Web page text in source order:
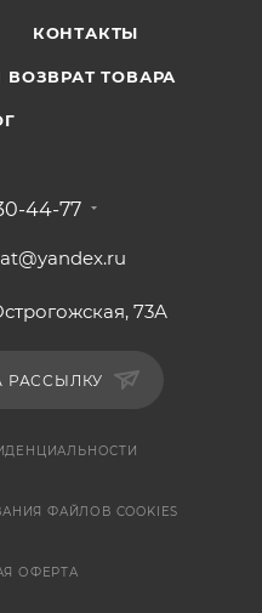
КОНТАКТЫ
ТОВАРА
44-77
73А
РАССЫЛКУ
ФАЙЛОВ COOKIES
ОФЕРТА